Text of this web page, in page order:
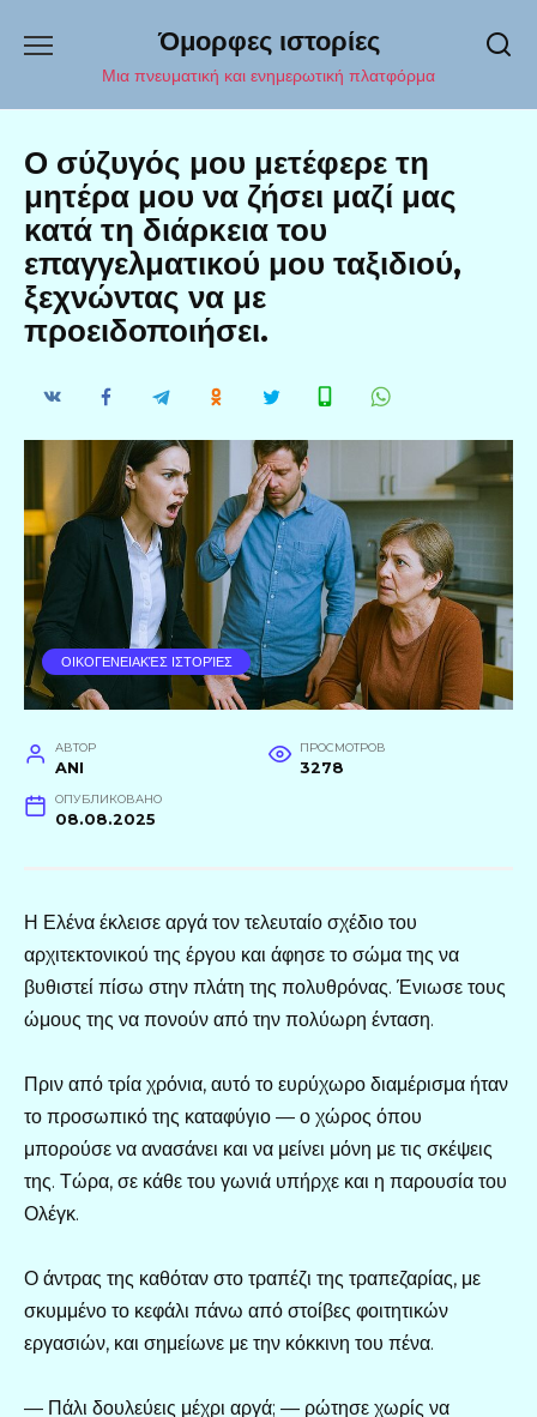
содержанию
Όμορφες ιστορίες
Μια πνευματική και ενημερωτική πλατφόρμα
Ο σύζυγός μου μετέφερε τη
μητέρα μου να ζήσει μαζί μας
κατά τη διάρκεια του
επαγγελματικού μου ταξιδιού,
ξεχνώντας να με
προειδοποιήσει.
ΟΙΚΟΓΕΝΕΙΑΚΈΣ ΙΣΤΟΡΊΕΣ
АВТОР
ANI
ПРОСМОТРОВ
3278
ОПУБЛИКОВАНО
08.08.2025
Η Ελένα έκλεισε αργά τον τελευταίο σχέδιο του
αρχιτεκτονικού της έργου και άφησε το σώμα της να
βυθιστεί πίσω στην πλάτη της πολυθρόνας. Ένιωσε τους
ώμους της να πονούν από την πολύωρη ένταση.
Πριν από τρία χρόνια, αυτό το ευρύχωρο διαμέρισμα ήταν
το προσωπικό της καταφύγιο — ο χώρος όπου
μπορούσε να ανασάνει και να μείνει μόνη με τις σκέψεις
της. Τώρα, σε κάθε του γωνιά υπήρχε και η παρουσία του
Ολέγκ.
Ο άντρας της καθόταν στο τραπέζι της τραπεζαρίας, με
σκυμμένο το κεφάλι πάνω από στοίβες φοιτητικών
εργασιών, και σημείωνε με την κόκκινη του πένα.
— Πάλι δουλεύεις μέχρι αργά; — ρώτησε χωρίς να